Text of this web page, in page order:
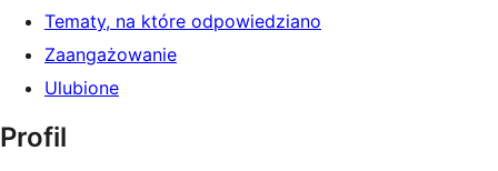
Tematy, na które odpowiedziano
Zaangażowanie
Ulubione
Profil